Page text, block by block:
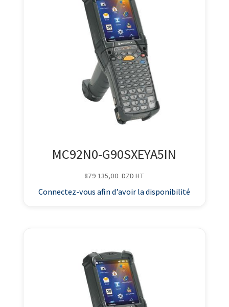
MC92N0-G90SXEYA5IN
879 135,00 DZD HT
Connectez-vous afin d’avoir la disponibilité